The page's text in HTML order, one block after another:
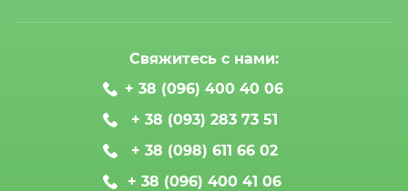
Свяжитесь с нами:
+ 38 (096) 400 40 06
+ 38 (093) 283 73 51
+ 38 (098) 611 66 02
+ 38 (096) 400 41 06